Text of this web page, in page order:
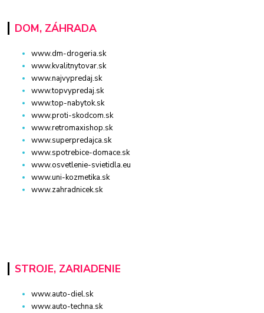
DOM, ZÁHRADA
www.dm-drogeria.sk
www.kvalitnytovar.sk
www.najvypredaj.sk
www.topvypredaj.sk
www.top-nabytok.sk
www.proti-skodcom.sk
www.retromaxishop.sk
www.superpredajca.sk
www.spotrebice-domace.sk
www.osvetlenie-svietidla.eu
www.uni-kozmetika.sk
www.zahradnicek.sk
STROJE, ZARIADENIE
www.auto-diel.sk
www.auto-techna.sk